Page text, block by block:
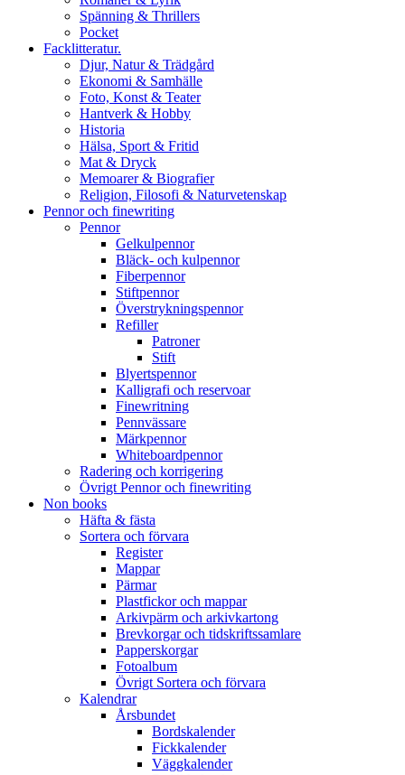
Spänning & Thrillers
Pocket
Facklitteratur.
Djur, Natur & Trädgård
Ekonomi & Samhälle
Foto, Konst & Teater
Hantverk & Hobby
Historia
Hälsa, Sport & Fritid
Mat & Dryck
Memoarer & Biografier
Religion, Filosofi & Naturvetenskap
Pennor och finewriting
Pennor
Gelkulpennor
Bläck- och kulpennor
Fiberpennor
Stiftpennor
Överstrykningspennor
Refiller
Patroner
Stift
Blyertspennor
Kalligrafi och reservoar
Finewritning
Pennvässare
Märkpennor
Whiteboardpennor
Radering och korrigering
Övrigt Pennor och finewriting
Non books
Häfta & fästa
Sortera och förvara
Register
Mappar
Pärmar
Plastfickor och mappar
Arkivpärm och arkivkartong
Brevkorgar och tidskriftssamlare
Papperskorgar
Fotoalbum
Övrigt Sortera och förvara
Kalendrar
Årsbundet
Bordskalender
Fickkalender
Väggkalender